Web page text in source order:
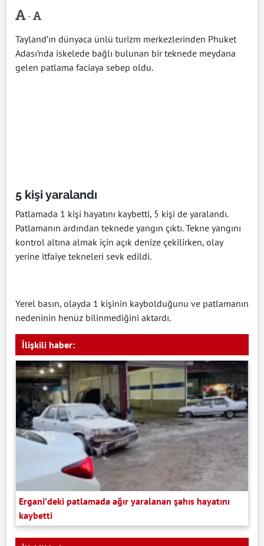
-
Tayland’ın dünyaca ünlü turizm merkezlerinden Phuket
Adası’nda iskelede bağlı bulunan bir teknede meydana
gelen patlama faciaya sebep oldu.
5 kişi yaralandı
Patlamada 1 kişi hayatını kaybetti, 5 kişi de yaralandı.
Patlamanın ardından teknede yangın çıktı. Tekne yangını
kontrol altına almak için açık denize çekilirken, olay
yerine itfaiye tekneleri sevk edildi.
Yerel basın, olayda 1 kişinin kaybolduğunu ve patlamanın
nedeninin henüz bilinmediğini aktardı.
İlişkili haber:
Ergani’deki patlamada ağır yaralanan şahıs hayatını
kaybetti